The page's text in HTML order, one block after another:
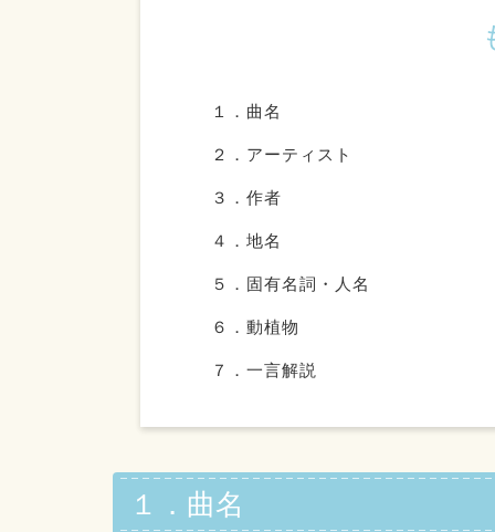
１．曲名
２．アーティスト
３．作者
４．地名
５．固有名詞・人名
６．動植物
７．一言解説
１．曲名